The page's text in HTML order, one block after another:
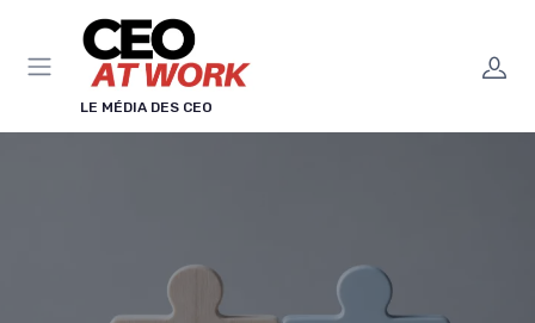
LE MÉDIA DES CEO
Panneau de gestion des cookies